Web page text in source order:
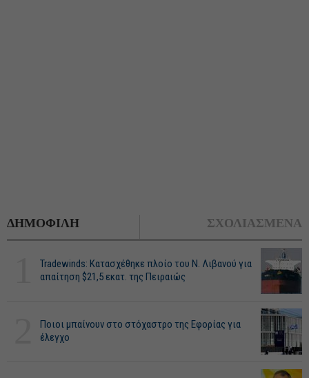
ΔΗΜΟΦΙΛΗ ΣΧΟΛΙΑΣΜΕΝΑ
Tradewinds: Κατασχέθηκε πλοίο του Ν. Λιβανού για
απαίτηση $21,5 εκατ. της Πειραιώς
Ποιοι μπαίνουν στο στόχαστρο της Εφορίας για
έλεγχο